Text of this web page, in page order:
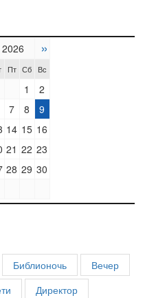
2026 »
Пт Сб Вс
1
2
7 8
9
14 15 16
21 22 23
28 29 30
Библионочь
Вечер
Директор